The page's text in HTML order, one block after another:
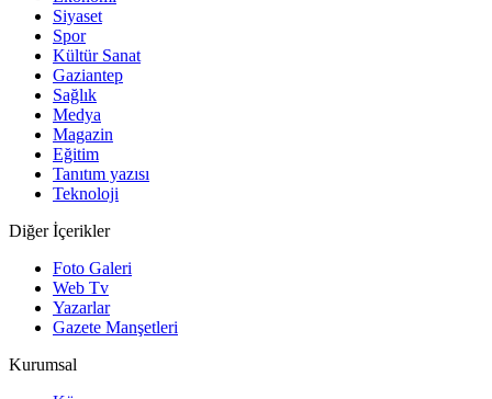
Siyaset
Spor
Kültür Sanat
Gaziantep
Sağlık
Medya
Magazin
Eğitim
Tanıtım yazısı
Teknoloji
Diğer İçerikler
Foto Galeri
Web Tv
Yazarlar
Gazete Manşetleri
Kurumsal